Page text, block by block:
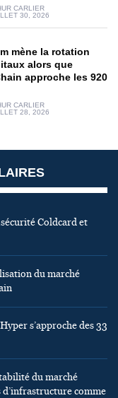
CARLIER
30, 2026
mène la rotation
alors que
approche les 920
CARLIER
28, 2026
Coldcard et
du marché
s’approche des 33
du marché
comme